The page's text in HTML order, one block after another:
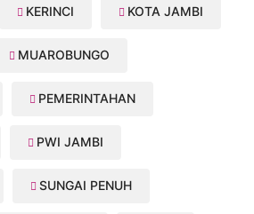
KERINCI KOTA JAMBI
MUAROBUNGO
PEMERINTAHAN
PWI JAMBI
SUNGAI PENUH